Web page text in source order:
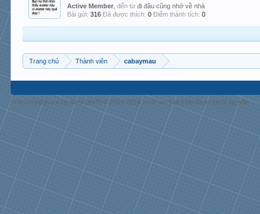
Active Member ,đến từ đi đâu cũng nhớ về nhà
Bài gửi: 316 Đã được thích: 0 Điểm thành tích: 0
Trang chủ Thành viên cabaymau
Forum software by XenForo™© 2010-2018 XenForo Ltd. | Media embeds by s9e